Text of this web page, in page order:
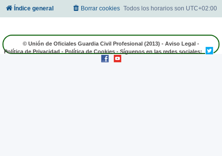
Índice general Todos los horarios son UTC+02:00
Borrar cookies
© Unión de Oficiales Guardia Civil Profesional (2013) - Aviso Legal -
Política de Privacidad - Política de Cookies - Síguenos en las redes sociales: